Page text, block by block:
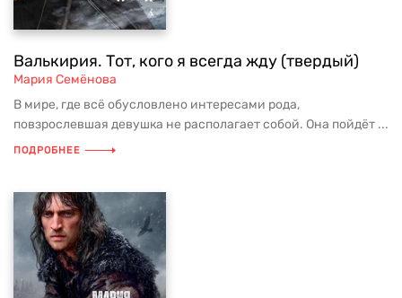
Валькирия. Тот, кого я всегда жду (твердый)
Мария Семёнова
В мире, где всё обусловлено интересами рода,
повзрослевшая девушка не располагает собой. Она пойдёт ...
ПОДРОБНЕЕ